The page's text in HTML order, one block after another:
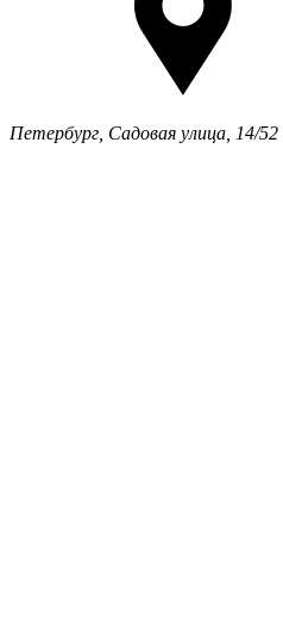
Петербург, Садовая улица, 14/52